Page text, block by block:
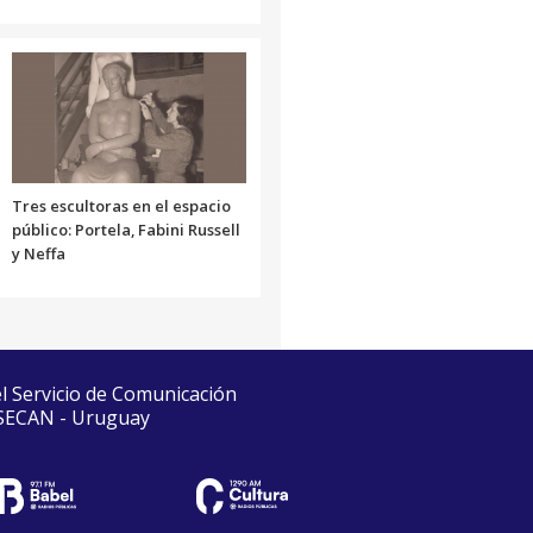
Tres escultoras en el espacio
público: Portela, Fabini Russell
y Neffa
de Comunicación
- Uruguay